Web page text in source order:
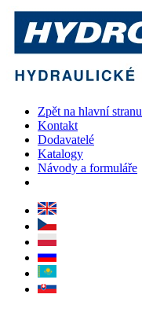
Zpět na hlavní stranu
Kontakt
Dodavatelé
Katalogy
Návody a formuláře